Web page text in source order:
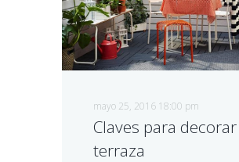
mayo 25, 2016 18:00 pm
Claves para
terraza